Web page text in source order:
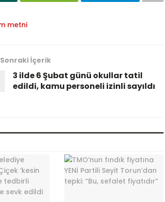
Sonraki İçerik
3 ilde 6 Şubat günü okullar tatil
edildi, kamu personeli izinli sayıldı